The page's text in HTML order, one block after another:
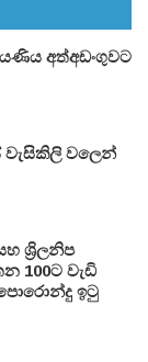
අත්අඩංගුවට
වලෙන්
ශ්‍රිලනිප
100ට වැඩි
ඉටු